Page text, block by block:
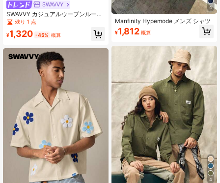
SWAVVY
SWAVVY カジュアルウーブンルーズ
フィット半袖オープンフロントブル
ーシャツ、デイリーウェア
残り 1 点
¥1,320 -45% 概算
4
Manfinity Hypemode メンズ シャツ
¥1,812 概算
4